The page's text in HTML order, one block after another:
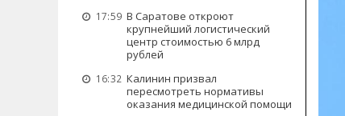
17:59 В Саратове откроют
крупнейший логистический
центр стоимостью 6 млрд
рублей
16:32 Калинин призвал
пересмотреть нормативы
оказания медицинской помощи